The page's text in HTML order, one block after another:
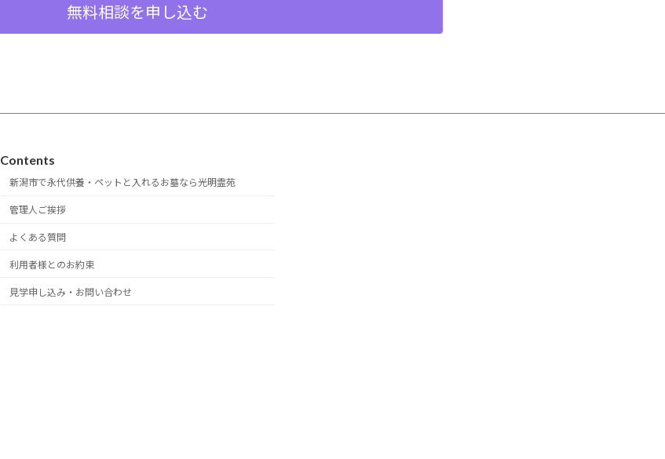
無料相談を申し込む
Contents
新潟市で永代供養・ペットと入れるお墓なら光明霊苑
管理人ご挨拶
よくある質問
利用者様とのお約束
見学申し込み・お問い合わせ